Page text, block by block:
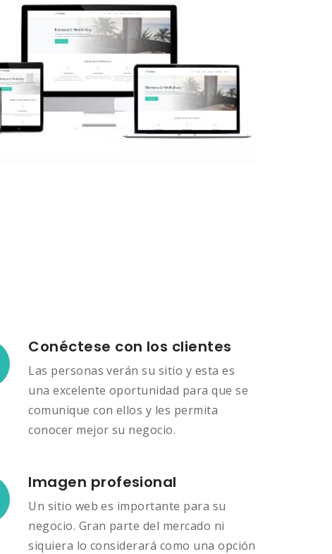
Conéctese con los clientes
Las personas verán su sitio y esta es
una excelente oportunidad para que se
comunique con ellos y les permita
conocer mejor su negocio.
Imagen profesional
Un sitio web es importante para su
negocio. Gran parte del mercado ni
siquiera lo considerará como una opción